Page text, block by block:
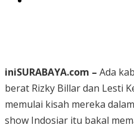
iniSURABAYA.com – Ada
berat Rizky Billar dan Lesti
memulai kisah mereka
show Indosiar itu bakal